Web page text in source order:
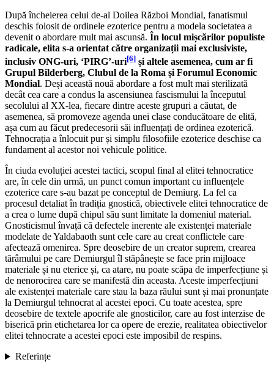
După încheierea celui de-al Doilea Război Mondial, fanatismul
deschis folosit de ordinele ezoterice pentru a modela societatea a
devenit o abordare mult mai ascunsă. În locul mișcărilor populiste
radicale, elita s-a orientat către organizații mai exclusiviste,
inclusiv ONG-uri, ‘PIRG’-uri[6] și altele asemenea, cum ar fi
Grupul Bilderberg, Clubul de la Roma și Forumul Economic
Mondial. Deși această nouă abordare a fost mult mai sterilizată
decât cea care a condus la ascensiunea fascismului la începutul
secolului al XX-lea, fiecare dintre aceste grupuri a căutat, de
asemenea, să promoveze agenda unei clase conducătoare de elită,
așa cum au făcut predecesorii săi influențați de ordinea ezoterică.
Tehnocrația a înlocuit pur și simplu filosofiile ezoterice deschise ca
fundament al acestor noi vehicule politice.
În ciuda evoluției acestei tactici, scopul final al elitei tehnocratice
are, în cele din urmă, un punct comun important cu influențele
ezoterice care s-au bazat pe conceptul de Demiurg. La fel ca
procesul detaliat în tradiția gnostică, obiectivele elitei tehnocratice de
a crea o lume după chipul său sunt limitate la domeniul material.
Gnosticismul învață că defectele inerente ale existenței materiale
modelate de Yaldabaoth sunt cele care au creat conflictele care
afectează omenirea. Spre deosebire de un creator suprem, crearea
tărâmului pe care Demiurgul îl stăpânește se face prin mijloace
materiale și nu eterice și, ca atare, nu poate scăpa de imperfecțiune și
de nenorocirea care se manifestă din aceasta. Aceste imperfecțiuni
ale existenței materiale care stau la baza răului sunt și mai pronunțate
la Demiurgul tehnocrat al acestei epoci. Cu toate acestea, spre
deosebire de textele apocrife ale gnosticilor, care au fost interzise de
biserică prin etichetarea lor ca opere de erezie, realitatea obiectivelor
elitei tehnocrate a acestei epoci este imposibil de respins.
Referințe